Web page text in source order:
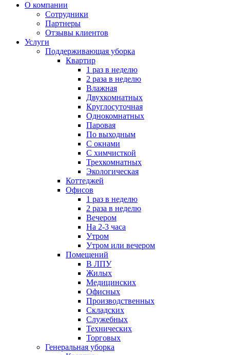
О компании
Сотрудники
Партнеры
Отзывы клиентов
Услуги
Поддерживающая уборка
Квартир
1 раз в неделю
2 раза в неделю
Влажная
Двухкомнатных
Круглосуточная
Однокомнатных
Паровая
По выходным
С окнами
С химчисткой
Трехкомнатных
Экологическая
Коттеджей
Офисов
1 раз в неделю
2 раза в неделю
Вечером
На 2-3 часа
Утром
Утром или вечером
Помещений
В ЛПУ
Жилых
Медицинских
Офисных
Производственных
Складских
Служебных
Технических
Торговых
Генеральная уборка